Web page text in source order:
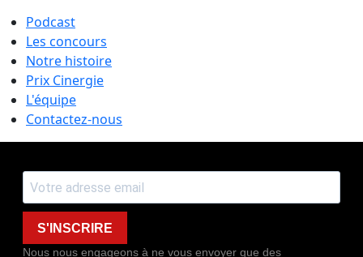
Podcast
Les concours
Notre histoire
Prix Cinergie
L'équipe
Contactez-nous
S'INSCRIRE
Nous nous engageons à ne vous envoyer que des